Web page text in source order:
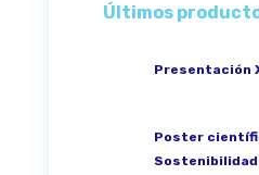
Últimos
Presentación
Poster